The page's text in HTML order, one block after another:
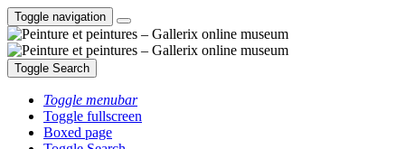
Toggle navigation
Toggle Search
Toggle menubar
Toggle fullscreen
Boxed page